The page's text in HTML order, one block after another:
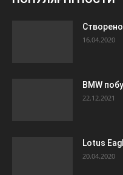
16.04.2020
BMW
22.12.2021
Lotus
20.04.2020